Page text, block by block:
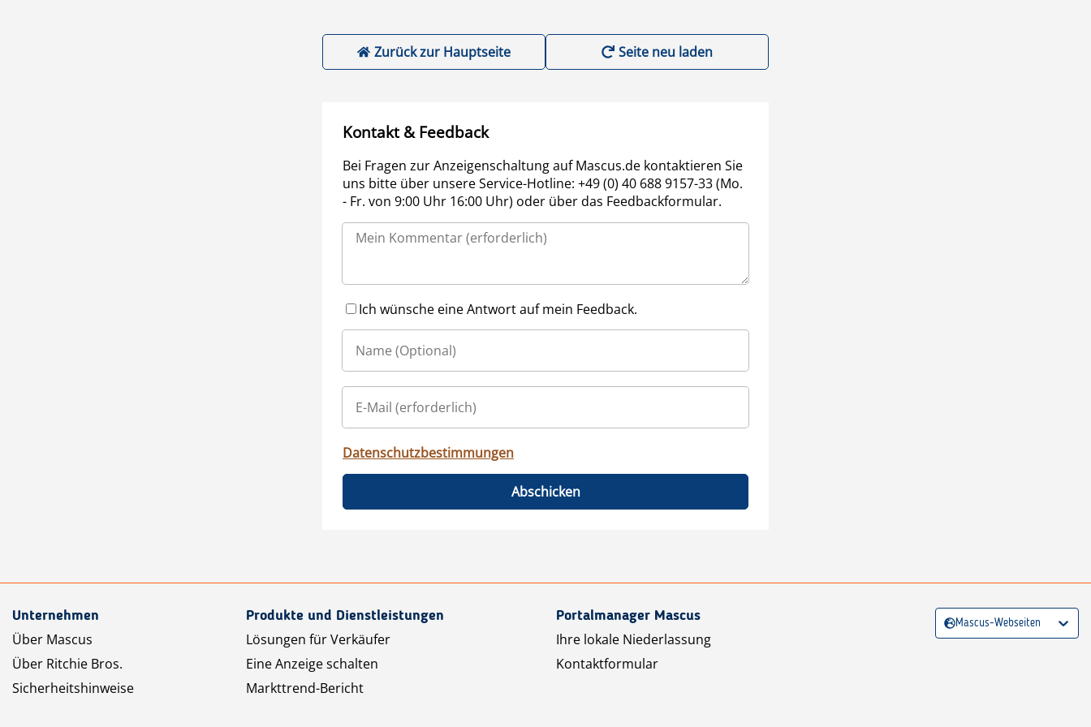
Zurück zur Hauptseite Seite neu laden
Kontakt & Feedback
Bei Fragen zur Anzeigenschaltung auf Mascus.de kontaktieren Sie
uns bitte über unsere Service-Hotline: +49 (0) 40 688 9157-33 (Mo.
- Fr. von 9:00 Uhr 16:00 Uhr) oder über das Feedbackformular.
Ich wünsche eine Antwort auf mein Feedback.
Datenschutzbestimmungen
Abschicken
Unternehmen
Über Mascus
Über Ritchie Bros.
Sicherheitshinweise
Produkte und Dienstleistungen
Lösungen für Verkäufer
Eine Anzeige schalten
Markttrend-Bericht
Portalmanager Mascus
Ihre lokale Niederlassung
Kontaktformular
Mascus-Webseiten